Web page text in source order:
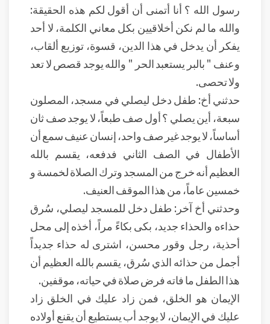
رسول الله ؟ أنا أتمنى أن أقول لكم هذه الحقيقة:
والله ما لم نكن أخلاقيين بكل معاني الكلمة، لا أحد
يفكر أن يدخل في هذا الدين، قسوة، توزيع ألقاب،
وعنف " بالبر يستعبد الحر " والله يوجد قصص لا تعد
ولا تحصى.
حدثني أخ: طفل دخل ليصلي في مسجد، المصلون
سبعة، أين يصلي ؟ أول صف طبعاً، لا يوجد صف ثان
أساساً، لا يوجد غير صف واحد، إنسان عنيف سمع أن
الأطفال في الصف الثاني فدفعه، يقسم بالله
العظيم أنه خرج من المسجد وترك الصلاة لخمسة و
خمسين عاماً، من هذا الموقف العنيف.
وحدثني أخ آخر: طفل دخل للمسجد ليصلي، سُرق
حذاءه والحذاء جديد، بكى بكاءً مراً، أخذه إلى محل
أحذية، رجل وقور محسن، اشترى له حذاء جديداً
أجمل من حذائه الذي سُرق، يقسم بالله العظيم أن
هذا الطفل ما فاته فرض صلاة في حياته، موقفين.
الإيمان هو الخلق، فمن زاد عليك في الخلق زاد
عليك في الإيمان، لا يوجد أب يستطيع أن يقنع أولاده